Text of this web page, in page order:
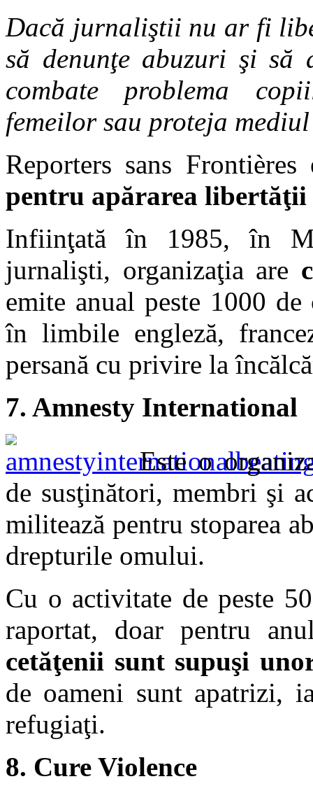
Dacă jurnaliştii nu ar fi
să denunţe abuzuri şi să
combate problema
femeilor sau proteja
Reporters sans
pentru apărarea
Infiinţată în 1985, în
jurnalişti, organizaţia are
emite anual peste 1000
în limbile engleză,
persană cu privire la
7. Amnesty International
Este o
de susţinători, membri şi
militează pentru stoparea
drepturile omului.
Cu o activitate de peste
raportat, doar pentru
cetăţenii sunt supuşi
de oameni sunt apatrizi,
refugiaţi.
8. Cure Violence